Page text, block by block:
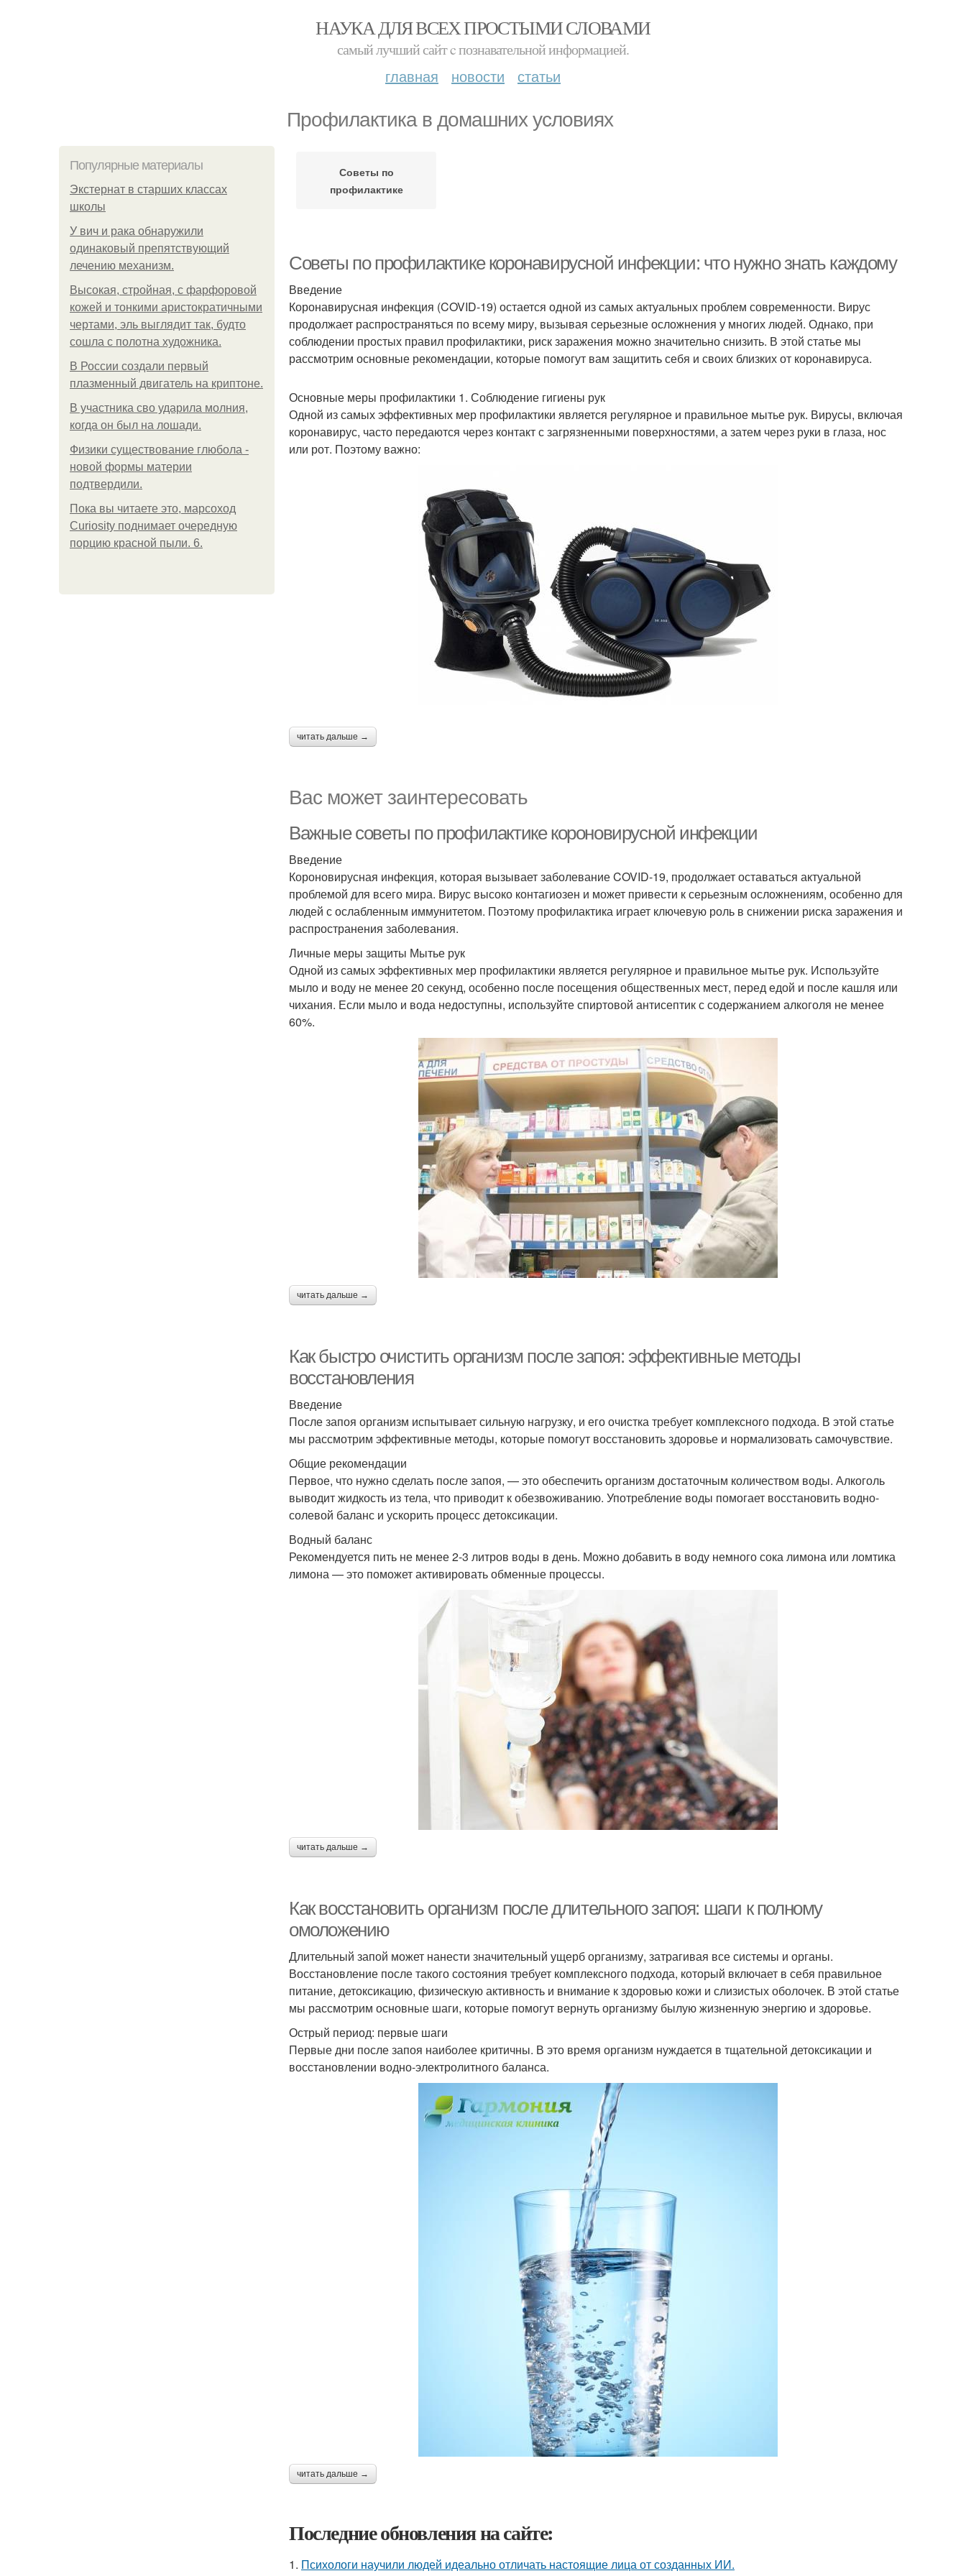
НАУКА ДЛЯ ВСЕХ ПРОСТЫМИ СЛОВАМИ
самый лучший сайт c познавательной информацией.
главная новости статьи
Профилактика в домашних условиях
Популярные материалы
Экстернат в старших классах
школы
У вич и рака обнаружили
одинаковый препятствующий
лечению механизм.
Высокая, стройная, с фарфоровой
кожей и тонкими аристократичными
чертами, эль выглядит так, будто
сошла с полотна художника.
В России создали первый
плазменный двигатель на криптоне.
В участника сво ударила молния,
когда он был на лошади.
Физики существование глюбола -
новой формы материи
подтвердили.
Пока вы читаете это, марсоход
Curiosity поднимает очередную
порцию красной пыли. 6.
Советы по
профилактике
Советы по профилактике коронавирусной инфекции: что нужно знать каждому
Введение
Коронавирусная инфекция (COVID-19) остается одной из самых актуальных проблем современности. Вирус
продолжает распространяться по всему миру, вызывая серьезные осложнения у многих людей. Однако, при
соблюдении простых правил профилактики, риск заражения можно значительно снизить. В этой статье мы
рассмотрим основные рекомендации, которые помогут вам защитить себя и своих близких от коронавируса.
Основные меры профилактики 1. Соблюдение гигиены рук
Одной из самых эффективных мер профилактики является регулярное и правильное мытье рук. Вирусы, включая
коронавирус, часто передаются через контакт с загрязненными поверхностями, а затем через руки в глаза, нос
или рот. Поэтому важно:
читать дальше →
Вас может заинтересовать
Важные советы по профилактике короновирусной инфекции
Введение
Короновирусная инфекция, которая вызывает заболевание COVID-19, продолжает оставаться актуальной
проблемой для всего мира. Вирус высоко контагиозен и может привести к серьезным осложнениям, особенно для
людей с ослабленным иммунитетом. Поэтому профилактика играет ключевую роль в снижении риска заражения и
распространения заболевания.
Личные меры защиты Мытье рук
Одной из самых эффективных мер профилактики является регулярное и правильное мытье рук. Используйте
мыло и воду не менее 20 секунд, особенно после посещения общественных мест, перед едой и после кашля или
чихания. Если мыло и вода недоступны, используйте спиртовой антисептик с содержанием алкоголя не менее
60%.
читать дальше →
Как быстро очистить организм после запоя: эффективные методы
восстановления
Введение
После запоя организм испытывает сильную нагрузку, и его очистка требует комплексного подхода. В этой статье
мы рассмотрим эффективные методы, которые помогут восстановить здоровье и нормализовать самочувствие.
Общие рекомендации
Первое, что нужно сделать после запоя, — это обеспечить организм достаточным количеством воды. Алкоголь
выводит жидкость из тела, что приводит к обезвоживанию. Употребление воды помогает восстановить водно-
солевой баланс и ускорить процесс детоксикации.
Водный баланс
Рекомендуется пить не менее 2-3 литров воды в день. Можно добавить в воду немного сока лимона или ломтика
лимона — это поможет активировать обменные процессы.
читать дальше →
Как восстановить организм после длительного запоя: шаги к полному
омоложению
Длительный запой может нанести значительный ущерб организму, затрагивая все системы и органы.
Восстановление после такого состояния требует комплексного подхода, который включает в себя правильное
питание, детоксикацию, физическую активность и внимание к здоровью кожи и слизистых оболочек. В этой статье
мы рассмотрим основные шаги, которые помогут вернуть организму былую жизненную энергию и здоровье.
Острый период: первые шаги
Первые дни после запоя наиболее критичны. В это время организм нуждается в тщательной детоксикации и
восстановлении водно-электролитного баланса.
читать дальше →
Последние обновления на сайте:
1. Психологи научили людей идеально отличать настоящие лица от созданных ИИ.